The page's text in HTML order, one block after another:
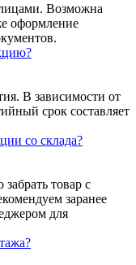
Возможна
оформление
В зависимости от
срок составляет
со склада?
товар с
заранее
для